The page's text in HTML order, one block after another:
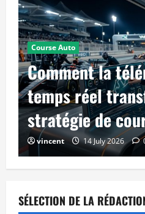
Course Auto
Comment la
temps réel
stratégie de
vincent 14 July 2026
SÉLECTION DE LA